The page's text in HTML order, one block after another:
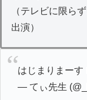
（テレビに限ら
出演）
はじまりまーす
— てぃ先生